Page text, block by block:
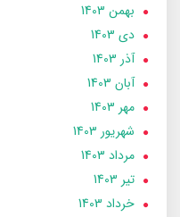
بهمن 1403
دی 1403
آذر 1403
آبان 1403
مهر 1403
شهریور 1403
مرداد 1403
تير 1403
خرداد 1403